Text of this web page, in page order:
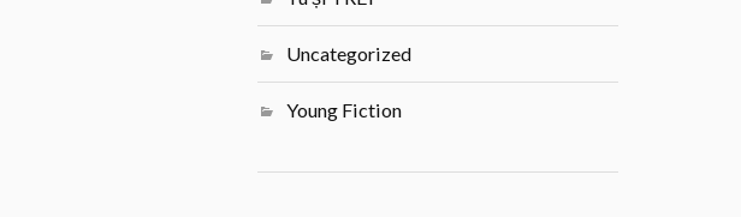
Uncategorized
Young Fiction